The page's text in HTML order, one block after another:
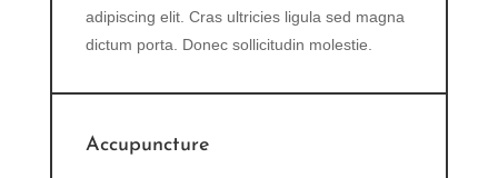
adipiscing elit. Cras ultricies ligula sed magna
dictum porta. Donec sollicitudin molestie.
Accupuncture